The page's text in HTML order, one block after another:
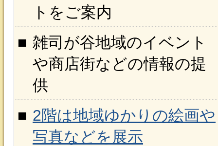
トをご案内
■ 雑司が谷地域のイベント
や商店街などの情報の提
供
■ 2階は地域ゆかりの絵画や
写真などを展示